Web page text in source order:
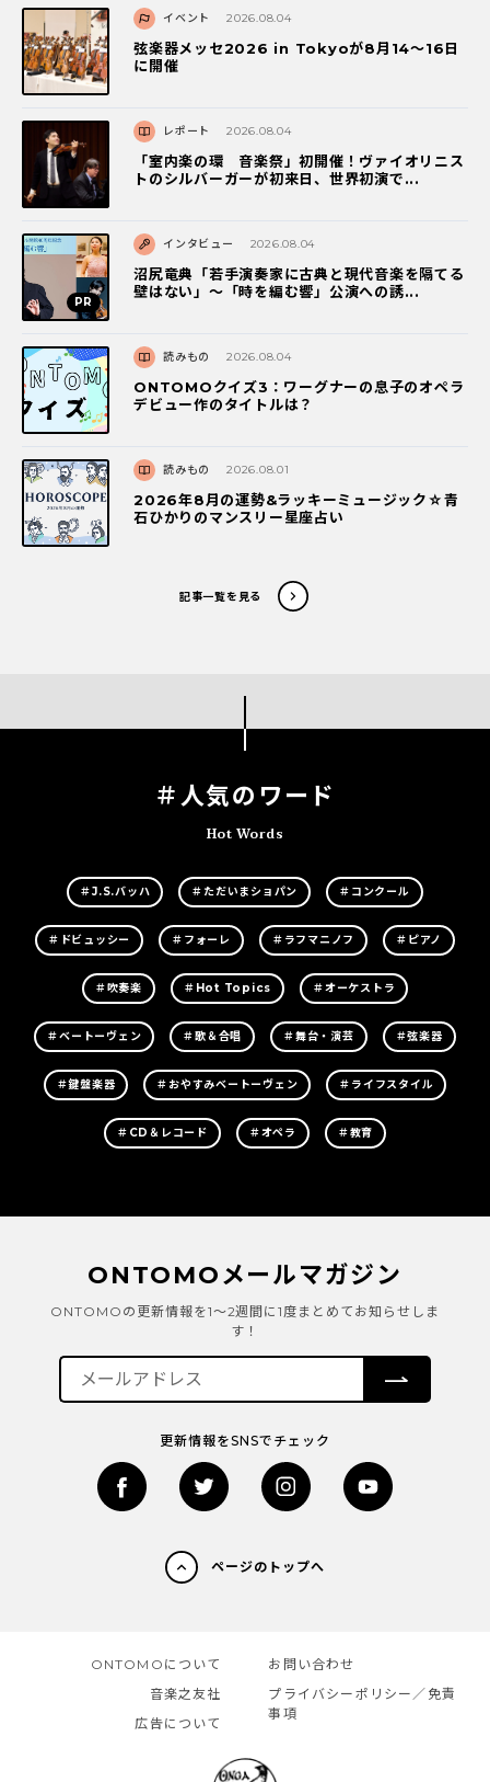
イベント 2026.08.04
弦楽器メッセ2026 in Tokyoが8月14～16日
に開催
レポート 2026.08.04
「室内楽の環 音楽祭」初開催！ヴァイオリニス
トのシルバーガーが初来日、世界初演で...
インタビュー 2026.08.04
沼尻竜典「若手演奏家に古典と現代音楽を隔てる
壁はない」～「時を編む響」公演への誘...
読みもの 2026.08.04
ONTOMOクイズ3：ワーグナーの息子のオペラ
デビュー作のタイトルは？
読みもの 2026.08.01
2026年8月の運勢&ラッキーミュージック☆青
石ひかりのマンスリー星座占い
記事一覧を見る
＃人気のワード
Hot Words
＃J.S.バッハ ＃ただいまショパン ＃コンクール
＃ドビュッシー ＃フォーレ ＃ラフマニノフ ＃ピアノ
＃吹奏楽 ＃Hot Topics ＃オーケストラ
＃ベートーヴェン ＃歌＆合唱 ＃舞台・演芸 ＃弦楽器
＃鍵盤楽器 ＃おやすみベートーヴェン ＃ライフスタイル
＃CD＆レコード ＃オペラ ＃教育
ONTOMOメールマガジン
ONTOMOの更新情報を1～2週間に1度まとめてお知らせしま
す！
更新情報をSNSでチェック
ページのトップへ
ONTOMOについて
音楽之友社
広告について
お問い合わせ
プライバシーポリシー／免責
事項